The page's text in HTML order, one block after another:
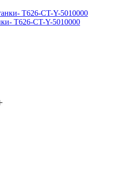
T626-CT-Y-5010000